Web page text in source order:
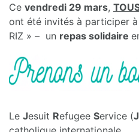
Ce vendredi 29 mars,
ont été invités à participer
RIZ » – un repas solidaire
Le Jesuit Refugee Service (